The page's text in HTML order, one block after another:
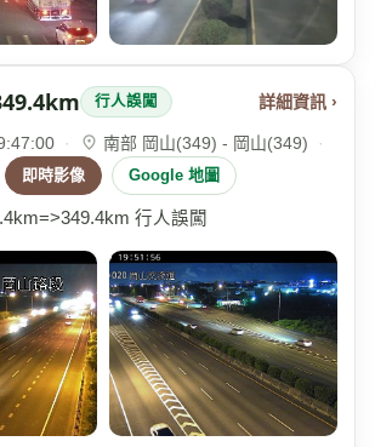
行人誤闖 詳細資訊 ›
· 南部 岡山(349) - 岡山(349)
·
即時影像 Google 地圖
行人誤闖